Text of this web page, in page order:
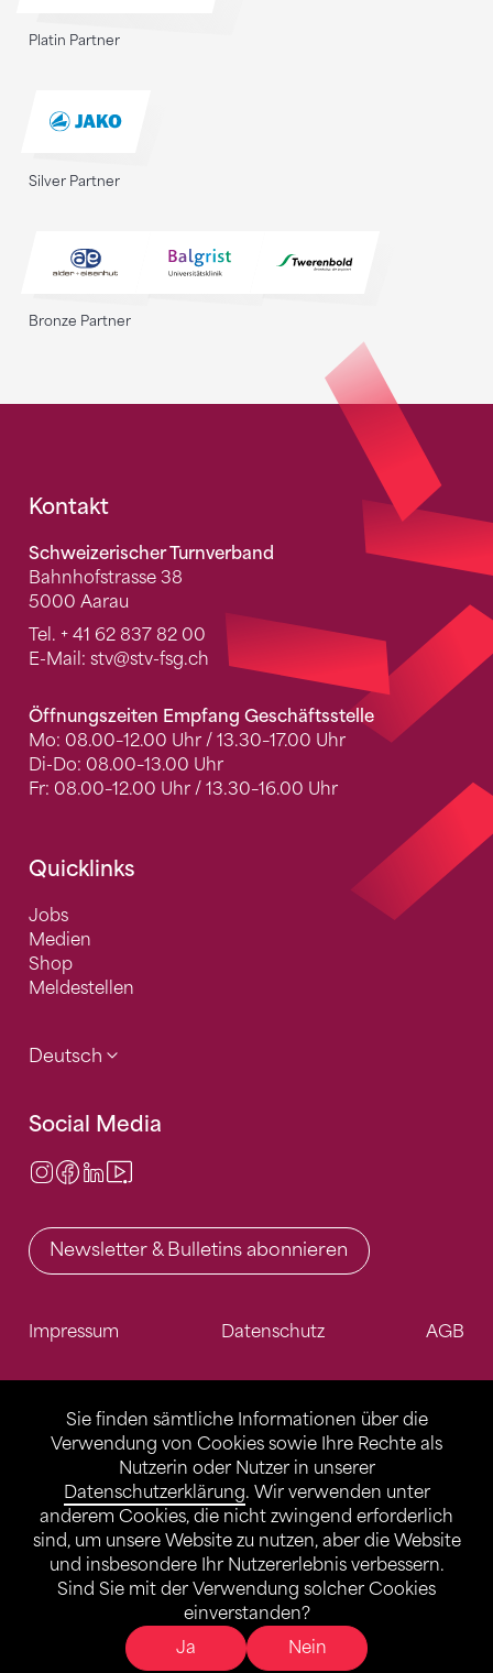
Sie finden sämtliche Informationen über die
Verwendung von Cookies sowie Ihre Rechte als
Nutzerin oder Nutzer in unserer
Datenschutzerklärung. Wir verwenden unter
anderem Cookies, die nicht zwingend erforderlich
sind, um unsere Website zu nutzen, aber die Website
und insbesondere Ihr Nutzererlebnis verbessern.
Sind Sie mit der Verwendung solcher Cookies
einverstanden?
Ja
Nein
Platin Partner
Silver Partner
Bronze Partner
Fusszeile
Kontakt
Schweizerischer Turnverband
Bahnhofstrasse 38
5000 Aarau
Tel. + 41 62 837 82 00
E-Mail: stv@stv-fsg.ch
Öffnungszeiten Empfang Geschäftsstelle
Mo: 08.00–12.00 Uhr / 13.30–17.00 Uhr
Di-Do: 08.00–13.00 Uhr
Fr: 08.00–12.00 Uhr / 13.30–16.00 Uhr
Quicklinks
Jobs
Medien
Shop
Meldestellen
Deutsch
Social Media
Instagram
Facebook
LinkedIn
Newsletter & Bulletins abonnieren
Impressum Datenschutz AGB